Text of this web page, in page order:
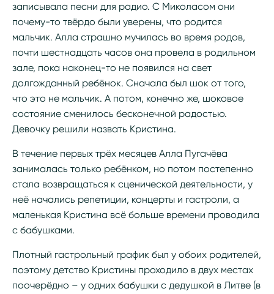
записывала песни для радио. С Миколасом они
почему-то твёрдо были уверены, что родится
мальчик. Алла страшно мучилась во время родов,
почти шестнадцать часов она провела в родильном
зале, пока наконец-то не появился на свет
долгожданный ребёнок. Сначала был шок от того,
что это не мальчик. А потом, конечно же, шоковое
состояние сменилось бесконечной радостью.
Девочку решили назвать Кристина.
В течение первых трёх месяцев Алла Пугачёва
занималась только ребёнком, но потом постепенно
стала возвращаться к сценической деятельности, у
неё начались репетиции, концерты и гастроли, а
маленькая Кристина всё больше времени проводила
с бабушками.
Плотный гастрольный график был у обоих родителей,
поэтому детство Кристины проходило в двух местах
поочерёдно – у одних бабушки с дедушкой в Литве (в